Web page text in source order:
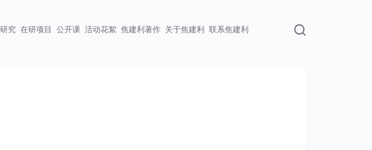
究 在研项目 公开课 活动花絮 焦建利著作 关于焦建利 联系焦建利